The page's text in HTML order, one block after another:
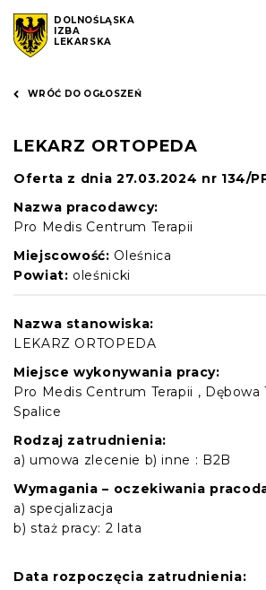
DOLNOŚLĄSKA
IZBA
LEKARSKA
WRÓĆ DO OGŁOSZEŃ
LEKARZ ORTOPEDA
Oferta z dnia 27.03.2024 nr 134/
Nazwa pracodawcy:
Pro Medis Centrum Terapii
Miejscowość: Oleśnica
Powiat: oleśnicki
Nazwa stanowiska:
LEKARZ ORTOPEDA
Miejsce wykonywania pracy:
Pro Medis Centrum Terapii , Dębowa
Spalice
Rodzaj zatrudnienia:
a) umowa zlecenie b) inne : B2B
Wymagania – oczekiwania
a) specjalizacja
b) staż pracy: 2 lata
Data rozpoczęcia zatrudnienia: